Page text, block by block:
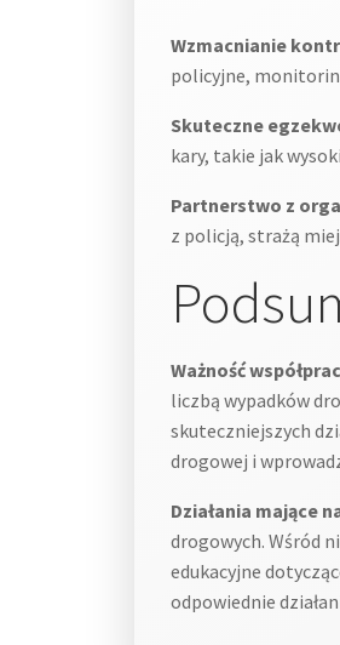
Wzmacnianie
policyjne,
Skuteczne
kary, takie jak
Partnerstwo z
z policją, strażą
Ważność
liczbą wypadków
skuteczniejszych
drogowej i
Działania mające
drogowych. Wśród
edukacyjne
odpowiednie